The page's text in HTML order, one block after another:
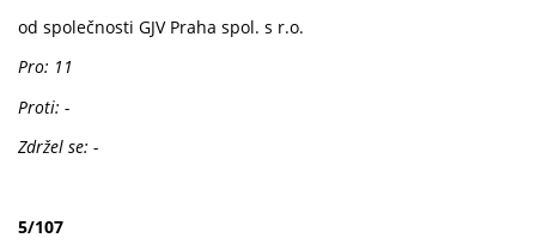
od společnosti GJV Praha spol. s r.o.
Pro: 11
Proti: -
Zdržel se: -
5/107